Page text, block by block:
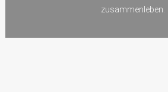
zusammenleben.